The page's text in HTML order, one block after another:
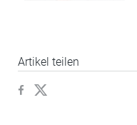
Artikel teilen